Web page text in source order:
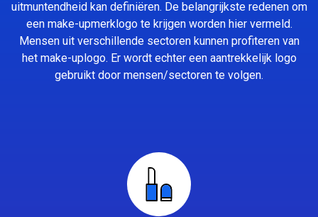
uitmuntendheid kan definiëren. De belangrijkste redenen om
een make-upmerklogo te krijgen worden hier vermeld.
Mensen uit verschillende sectoren kunnen profiteren van
het make-uplogo. Er wordt echter een aantrekkelijk logo
gebruikt door mensen/sectoren te volgen.